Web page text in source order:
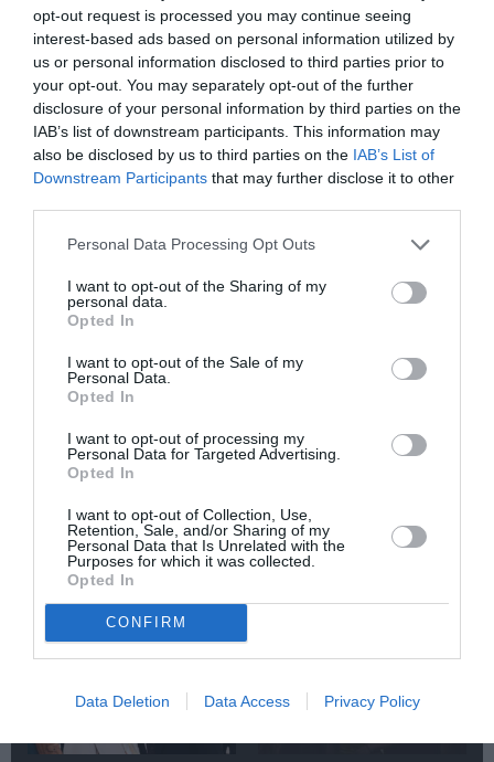
opt-out request is processed you may continue seeing
interest-based ads based on personal information utilized by
us or personal information disclosed to third parties prior to
your opt-out. You may separately opt-out of the further
disclosure of your personal information by third parties on the
IAB’s list of downstream participants. This information may
also be disclosed by us to third parties on the IAB’s List of
Downstream Participants that may further disclose it to other
Personal Data Processing Opt Outs
I want to opt-out of the Sharing of my
personal data.
Opted In
I want to opt-out of the Sale of my
Personal Data.
Opted In
I want to opt-out of processing my
Personal Data for Targeted Advertising.
Opted In
I want to opt-out of Collection, Use,
Retention, Sale, and/or Sharing of my
Personal Data that Is Unrelated with the
Purposes for which it was collected.
Opted In
CONFIRM
Data Deletion Data Access Privacy Policy
Η Μισέλ Φάιφερ
αποκάλυψε ότι δεν
θέλει να
πρωταγωνιστήσει
ποτέ ξανά σε ταινία
Προβολές με
ελεύθερη είσοδο
στον Θερινό
Δημοτικό
Κινηματογράφο
10-16/8
Εισπράξεις πάνω
για το “Spider-Man:
Brand New Day”
Αντζελίνα Τζολί θα
κάνει πρεμιέρα τον
Δημοφιλή Άρθρα